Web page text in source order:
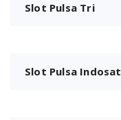
Slot Pulsa Tri
Slot Pulsa Indosat